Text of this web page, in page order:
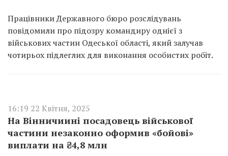
Працівники Державного бюро розслідувань
повідомили про підозру командиру однієї з
військових частин Одеської області, який залучав
чотирьох підлеглих для виконання особистих робіт.
16:19 22 Квітня, 2025
На Вінничиині посадовець військової
частини незаконно оформив «бойові»
виплати на ₴4,8 млн